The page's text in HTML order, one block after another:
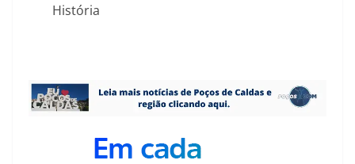
História